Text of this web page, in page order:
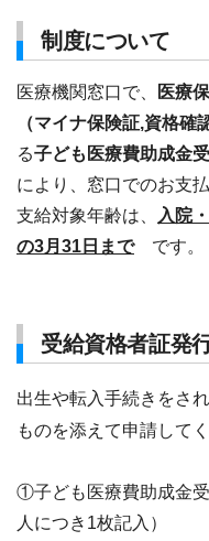
制度について
医療機関窓口で、
医療
（マイナ保険証,資格確
る子ども医療費助成金
により、窓口でのお支
支給対象年齢は、
入院
の3月31日までです。
受給資格者証発
出生や転入手続きをさ
ものを添えて申請してく
①子ども医療費助成金
人につき1枚記入）